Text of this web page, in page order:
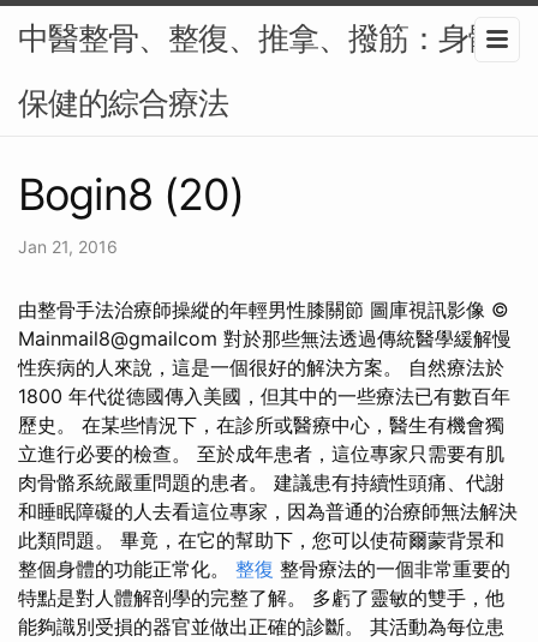
中醫整骨、整復、推拿、撥筋：身體
保健的綜合療法
Bogin8 (20)
Jan 21, 2016
由整骨手法治療師操縱的年輕男性膝關節 圖庫視訊影像 ©
Mainmail8@gmailcom 對於那些無法透過傳統醫學緩解慢
性疾病的人來說，這是一個很好的解決方案。 自然療法於
1800 年代從德國傳入美國，但其中的一些療法已有數百年
歷史。 在某些情況下，在診所或醫療中心，醫生有機會獨
立進行必要的檢查。 至於成年患者，這位專家只需要有肌
肉骨骼系統嚴重問題的患者。 建議患有持續性頭痛、代謝
和睡眠障礙的人去看這位專家，因為普通的治療師無法解決
此類問題。 畢竟，在它的幫助下，您可以使荷爾蒙背景和
整個身體的功能正常化。 整復 整骨療法的一個非常重要的
特點是對人體解剖學的完整了解。 多虧了靈敏的雙手，他
能夠識別受損的器官並做出正確的診斷。 其活動為每位患